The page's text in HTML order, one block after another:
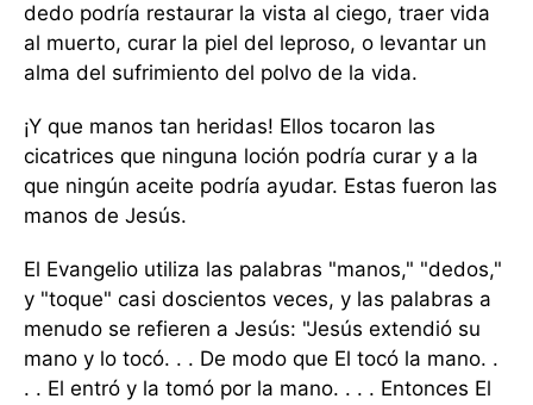
dedo podría restaurar la vista al ciego, traer vida
al muerto, curar la piel del leproso, o levantar un
alma del sufrimiento del polvo de la vida.
¡Y que manos tan heridas! Ellos tocaron las
cicatrices que ninguna loción podría curar y a la
que ningún aceite podría ayudar. Estas fueron las
manos de Jesús.
El Evangelio utiliza las palabras "manos," "dedos,"
y "toque" casi doscientos veces, y las palabras a
menudo se refieren a Jesús: "Jesús extendió su
mano y lo tocó. . . De modo que El tocó la mano. .
. . El entró y la tomó por la mano. . . . Entonces El